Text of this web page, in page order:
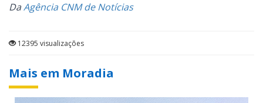
DaAgência CNM de Notícias
12395 visualizações
Mais em Moradia